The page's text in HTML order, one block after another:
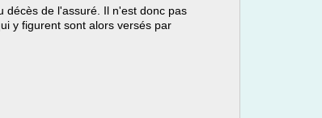
décès de l'assuré. Il n'est donc pas
y figurent sont alors versés par